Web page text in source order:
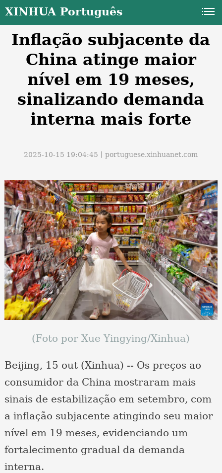
XINHUA Português
Inflação subjacente da
China atinge maior
nível em 19 meses,
sinalizando demanda
interna mais forte
2025-10-15 19:04:45丨portuguese.xinhuanet.com
(Foto por Xue Yingying/Xinhua)
Beijing, 15 out (Xinhua) -- Os preços ao
consumidor da China mostraram mais
sinais de estabilização em setembro, com
a inflação subjacente atingindo seu maior
nível em 19 meses, evidenciando um
fortalecimento gradual da demanda
interna.